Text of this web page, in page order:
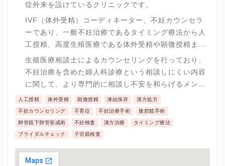
症外来を設けているクリニックです。
IVF（体外受精）コーディネーター、不妊カウンセラ
ーであり、一般不妊治療であるタイミング療法から人
工授精、高度生殖医療である体外受精や顕微授精まで
の診療を幅広く対応が可能です。
生殖医療相談士によるカウンセリングを行っており、
不妊治療を含めた婦人科診療という相談しにくい内容
に関して、より専門的に相談し不安を和らげるメンタ
ルケアを実施しています。
人工授精 体外受精 顕微授精 凍結保存 漢方処方
不妊カウンセリング 不育症 不妊治療手術 腹腔鏡手術
卵管鏡下卵管形成術 不妊検査 漢方治療 タイミング療法
ブライダルチェック 子宮鏡検査